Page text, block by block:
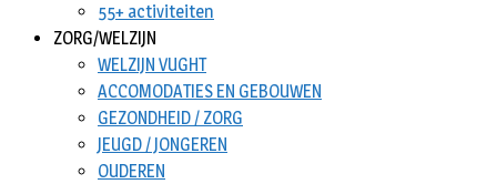
55+ activiteiten
ZORG/WELZIJN
WELZIJN VUGHT
ACCOMODATIES EN GEBOUWEN
GEZONDHEID / ZORG
JEUGD / JONGEREN
OUDEREN